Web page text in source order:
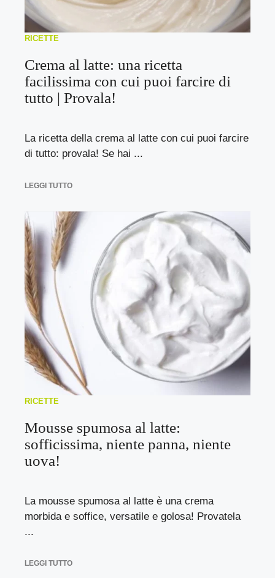
RICETTE
Crema al latte: una ricetta
facilissima con cui puoi farcire di
tutto | Provala!
La ricetta della crema al latte con cui puoi farcire
di tutto: provala! Se hai ...
LEGGI TUTTO
RICETTE
Mousse spumosa al latte:
sofficissima, niente panna, niente
uova!
La mousse spumosa al latte è una crema
morbida e soffice, versatile e golosa! Provatela
...
LEGGI TUTTO